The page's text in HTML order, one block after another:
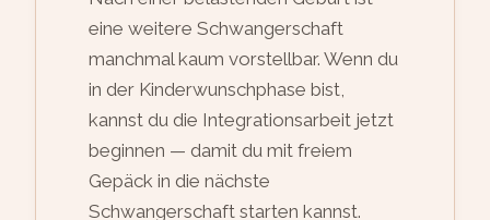
eine weitere Schwangerschaft
manchmal kaum vorstellbar. Wenn du
in der Kinderwunschphase bist,
kannst du die Integrationsarbeit jetzt
beginnen — damit du mit freiem
Gepäck in die nächste
Schwangerschaft starten kannst.